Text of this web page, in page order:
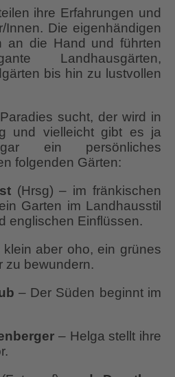
ihre Erfahrungen und
Innen. Die eigenhändigen
an die Hand und führten
Landhausgärten,
bis hin zu lustvollen
sucht, der wird in
und vielleicht gibt es ja
ein persönliches
folgenden Gärten:
(Hrsg) – im fränkischen
Garten im Landhausstil
englischen Einflüssen.
aber oho, ein grünes
zu bewundern.
– Der Süden beginnt im
– Helga stellt ihre